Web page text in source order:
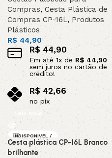
Compras, Cesta Plástica de
Compras CP-16L, Produtos
Plásticos
R$44,90
R$ 44,90
Em até 1x de R$ 44,90
sem juros no cartão de
crédito!
R$42,66
no pix
Leia mais
INDISPONIVEL /
SOB ENCOMEND
A
Cesta plástica CP-16L Branco
brilhante